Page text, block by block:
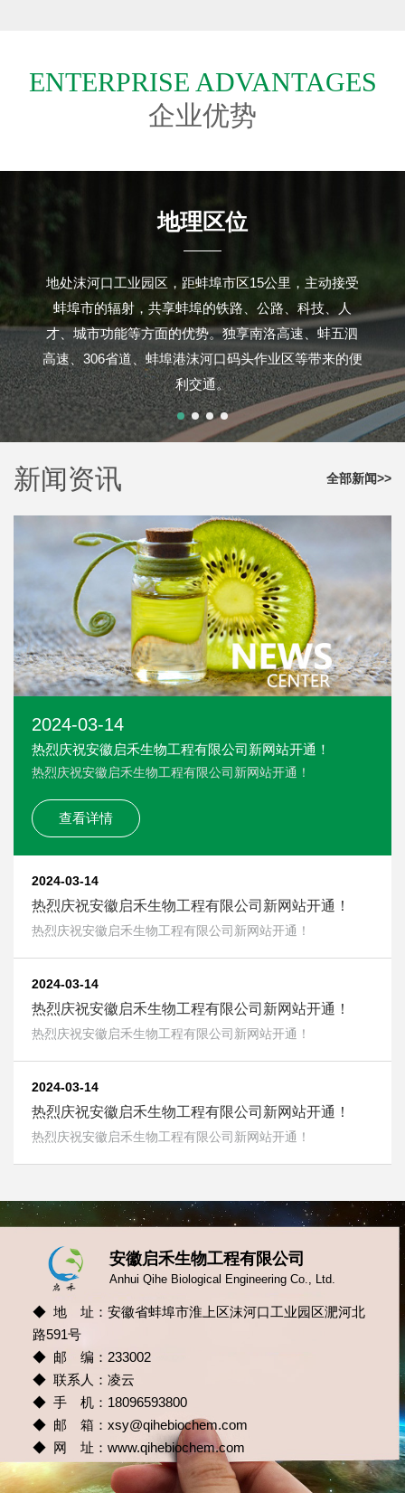
ENTERPRISE ADVANTAGES
企业优势
地理区位
地处沫河口工业园区，距蚌埠市区15公里，主动接受
蚌埠市的辐射，共享蚌埠的铁路、公路、科技、人
才、城市功能等方面的优势。独享南洛高速、蚌五泗
高速、306省道、蚌埠港沫河口码头作业区等带来的便
利交通。
新闻资讯 全部新闻>>
2024-03-14
热烈庆祝安徽启禾生物工程有限公司新网站开通！
热烈庆祝安徽启禾生物工程有限公司新网站开通！
查看详情
2024-03-14
热烈庆祝安徽启禾生物工程有限公司新网站开通！
热烈庆祝安徽启禾生物工程有限公司新网站开通！
2024-03-14
热烈庆祝安徽启禾生物工程有限公司新网站开通！
热烈庆祝安徽启禾生物工程有限公司新网站开通！
2024-03-14
热烈庆祝安徽启禾生物工程有限公司新网站开通！
热烈庆祝安徽启禾生物工程有限公司新网站开通！
安徽启禾生物工程有限公司
Anhui Qihe Biological Engineering Co., Ltd.
◆ 地 址：安徽省蚌埠市淮上区沫河口工业园区淝河北
路591号
◆ 邮 编：233002
◆ 联系人：凌云
◆ 手 机：18096593800
◆ 邮 箱： xsy@qihebiochem.com
◆ 网 址： www.qihebiochem.com